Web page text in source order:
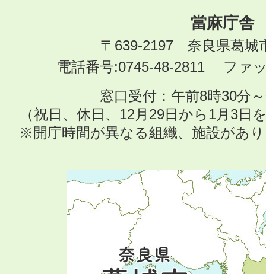
當麻庁舎
〒639-2197 奈良県葛城
電話番号:0745-48-2811 ファ
窓口受付：午前8時30分
（祝日、休日、12月29日から1月3日
※開庁時間が異なる組織、施設があ